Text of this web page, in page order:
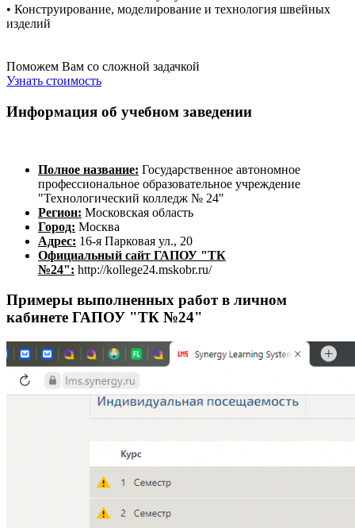
• Конструирование, моделирование и технология швейных
изделий
Поможем Вам со сложной задачкой
Узнать стоимость
Информация об учебном заведении
Полное название: Государственное автономное
профессиональное образовательное учреждение
"Технологический колледж № 24"
Регион: Московская область
Город: Москва
Адрес: 16-я Парковая ул., 20
Официальный сайт ГАПОУ "ТК
№24": http://kollege24.mskobr.ru/
Примеры выполненных работ в личном
кабинете ГАПОУ "ТК №24"